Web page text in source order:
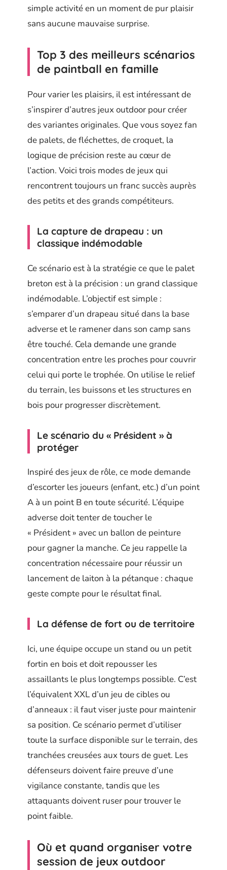
simple activité en un moment de pur plaisir
sans aucune mauvaise surprise.
Top 3 des meilleurs scénarios
de paintball en famille
Pour varier les plaisirs, il est intéressant de
s’inspirer d’autres jeux outdoor pour créer
des variantes originales. Que vous soyez fan
de palets, de fléchettes, de croquet, la
logique de précision reste au cœur de
l’action. Voici trois modes de jeux qui
rencontrent toujours un franc succès auprès
des petits et des grands compétiteurs.
La capture de drapeau : un
classique indémodable
Ce scénario est à la stratégie ce que le palet
breton est à la précision : un grand classique
indémodable. L’objectif est simple :
s’emparer d’un drapeau situé dans la base
adverse et le ramener dans son camp sans
être touché. Cela demande une grande
concentration entre les proches pour couvrir
celui qui porte le trophée. On utilise le relief
du terrain, les buissons et les structures en
bois pour progresser discrètement.
Le scénario du « Président » à
protéger
Inspiré des jeux de rôle, ce mode demande
d’escorter les joueurs (enfant, etc.) d’un point
A à un point B en toute sécurité. L’équipe
adverse doit tenter de toucher le
« Président » avec un ballon de peinture
pour gagner la manche. Ce jeu rappelle la
concentration nécessaire pour réussir un
lancement de laiton à la pétanque : chaque
geste compte pour le résultat final.
La défense de fort ou de territoire
Ici, une équipe occupe un stand ou un petit
fortin en bois et doit repousser les
assaillants le plus longtemps possible. C’est
l’équivalent XXL d’un jeu de cibles ou
d’anneaux : il faut viser juste pour maintenir
sa position. Ce scénario permet d’utiliser
toute la surface disponible sur le terrain, des
tranchées creusées aux tours de guet. Les
défenseurs doivent faire preuve d’une
vigilance constante, tandis que les
attaquants doivent ruser pour trouver le
point faible.
Où et quand organiser votre
session de jeux outdoor